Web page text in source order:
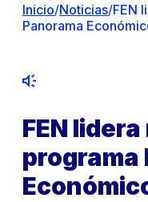
Inicio/Noticias/FEN
Panorama
FEN
programa